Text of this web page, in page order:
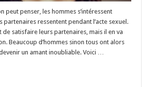
peut penser, les hommes s’intéressent
partenaires ressentent pendant l’acte sexuel.
de satisfaire leurs partenaires, mais il en va
Beaucoup d’hommes sinon tous ont alors
un amant inoubliable. Voici …